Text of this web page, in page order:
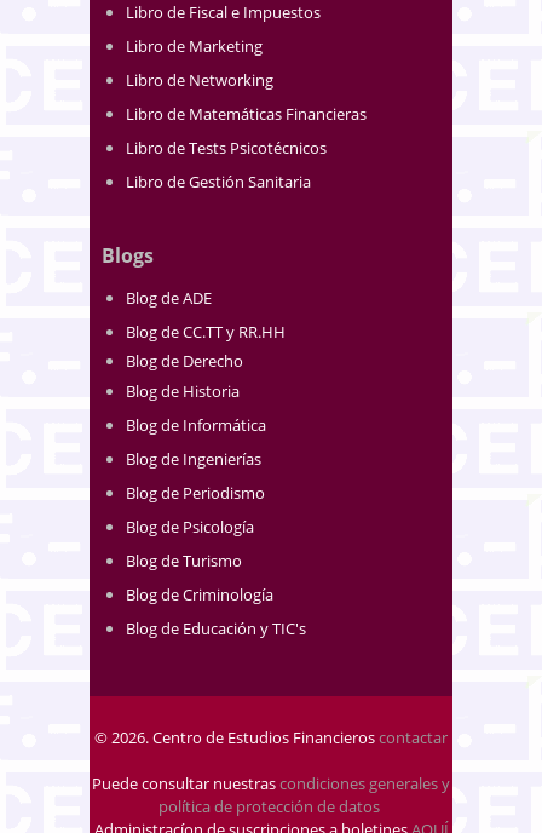
Libro de Fiscal e Impuestos
Libro de Marketing
Libro de Networking
Libro de Matemáticas Financieras
Libro de Tests Psicotécnicos
Libro de Gestión Sanitaria
Blogs
Blog de ADE
Blog de CC.TT y RR.HH
Blog de Derecho
Blog de Historia
Blog de Informática
Blog de Ingenierías
Blog de Periodismo
Blog de Psicología
Blog de Turismo
Blog de Criminología
Blog de Educación y TIC's
© 2026. Centro de Estudios Financieroscontactar
Puede consultar nuestrascondiciones generales y
política de protección de datos